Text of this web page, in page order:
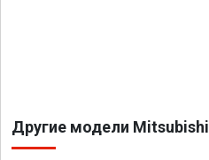
Другие модели Mitsubishi